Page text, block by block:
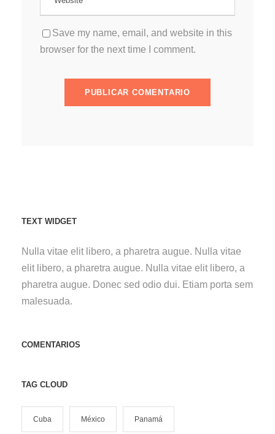
Save my name, email, and website in this
browser for the next time I comment.
TEXT WIDGET
Nulla vitae elit libero, a pharetra augue. Nulla vitae
elit libero, a pharetra augue. Nulla vitae elit libero, a
pharetra augue. Donec sed odio dui. Etiam porta sem
malesuada.
COMENTARIOS
TAG CLOUD
Cuba México Panamá